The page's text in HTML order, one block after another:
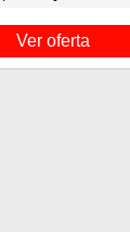
Ver oferta